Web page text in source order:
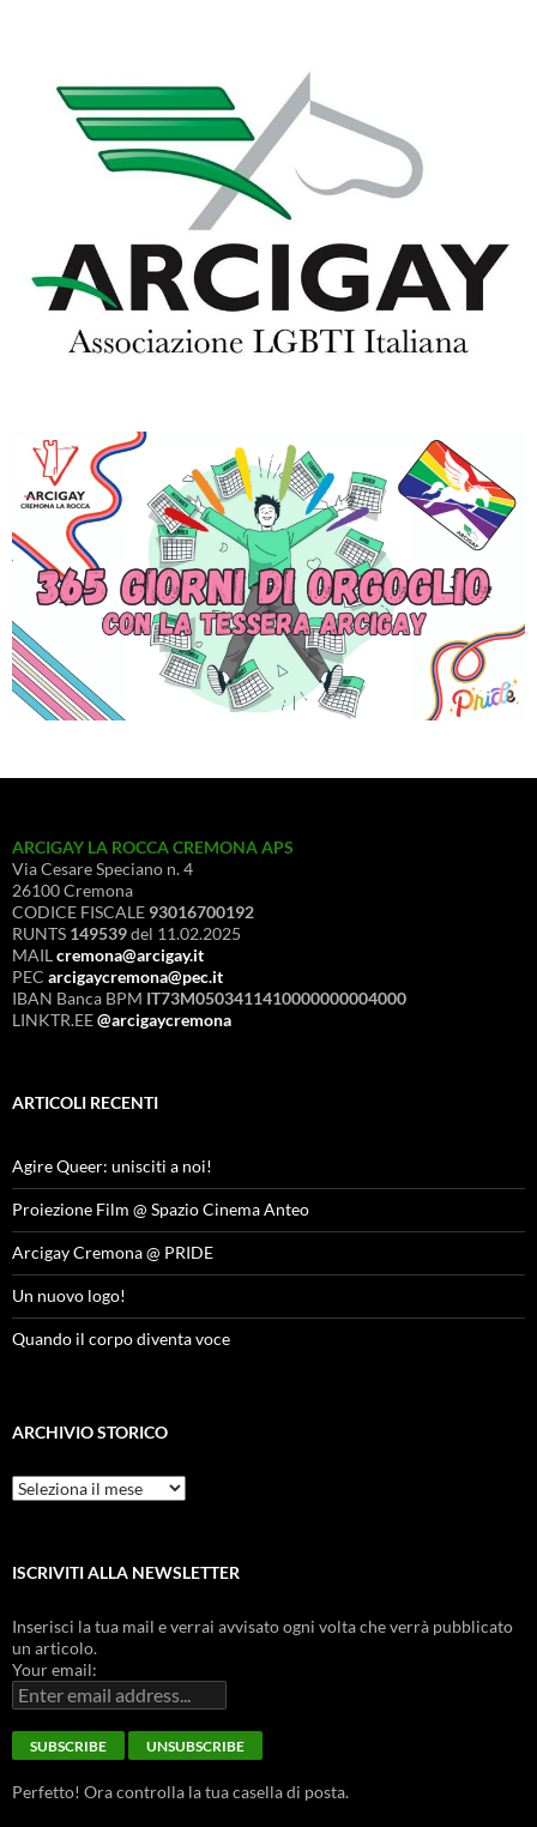
ARCIGAY LA ROCCA CREMONA APS
Via Cesare Speciano n. 4
26100 Cremona
CODICE FISCALE 93016700192
RUNTS 149539del 11.02.2025
MAIL cremona@arcigay.it
PEC arcigaycremona@pec.it
IBAN Banca BPM IT73M0503411410000000004000
LINKTR.EE@arcigaycremona
ARTICOLI RECENTI
Agire Queer: unisciti a noi!
Proiezione Film @ Spazio Cinema Anteo
Arcigay Cremona @ PRIDE
Un nuovo logo!
Quando il corpo diventa voce
ARCHIVIO STORICO
Archivio
Storico
ISCRIVITI ALLA NEWSLETTER
Inserisci la tua mail e verrai avvisato ogni volta che verrà pubblicato
un articolo.
Your email:
Perfetto! Ora controlla la tua casella di posta.